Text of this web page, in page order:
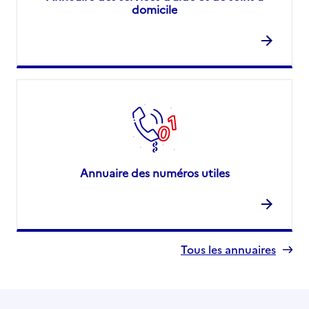
domicile
Annuaire des numéros utiles
Tous les annuaires